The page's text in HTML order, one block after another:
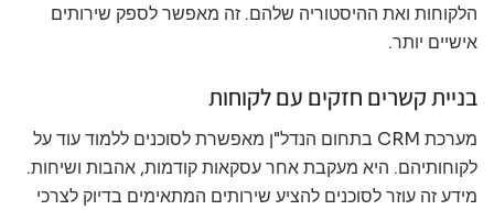
הלקוחות ואת ההיסטוריה שלהם. זה מאפשר לספק שירותים
אישיים יותר.
בניית קשרים חזקים עם לקוחות
מערכת CRM בתחום הנדל"ן מאפשרת לסוכנים ללמוד עוד על
לקוחותיהם. היא מעקבת אחר עסקאות קודמות, אהבות ושיחות.
מידע זה עוזר לסוכנים להציע שירותים המתאימים בדיוק לצרכי